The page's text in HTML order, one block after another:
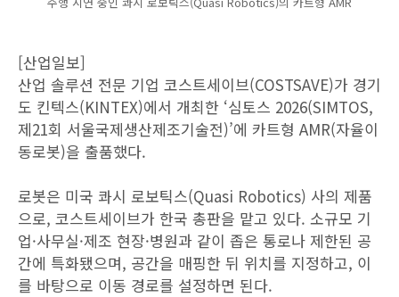
[산업일보]
산업 솔루션 전문 기업 코스트세이브(COSTSAVE)가 경기
도 킨텍스(KINTEX)에서 개최한 ‘심토스 2026(SIMTOS,
제21회 서울국제생산제조기술전)’에 카트형 AMR(자율이
동로봇)을 출품했다.
로봇은 미국 콰시 로보틱스(Quasi Robotics) 사의 제품
으로, 코스트세이브가 한국 총판을 맡고 있다. 소규모 기
업·사무실·제조 현장·병원과 같이 좁은 통로나 제한된 공
간에 특화됐으며, 공간을 매핑한 뒤 위치를 지정하고, 이
를 바탕으로 이동 경로를 설정하면 된다.